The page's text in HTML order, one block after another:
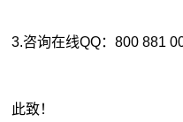
3.咨询在线QQ：800 881
此致！